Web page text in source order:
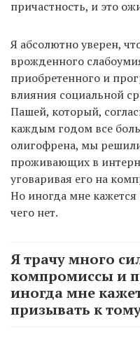
причастность, и это
Я абсолютно уверен,
врожденного
приобретенного и
влияния социальной
Пашей, который,
каждым годом все
олигофрена, мы
проживающих в
уговаривая его на
Но иногда мне
чего нет.
Я трачу много
компромиссы и
иногда мне
призывать к